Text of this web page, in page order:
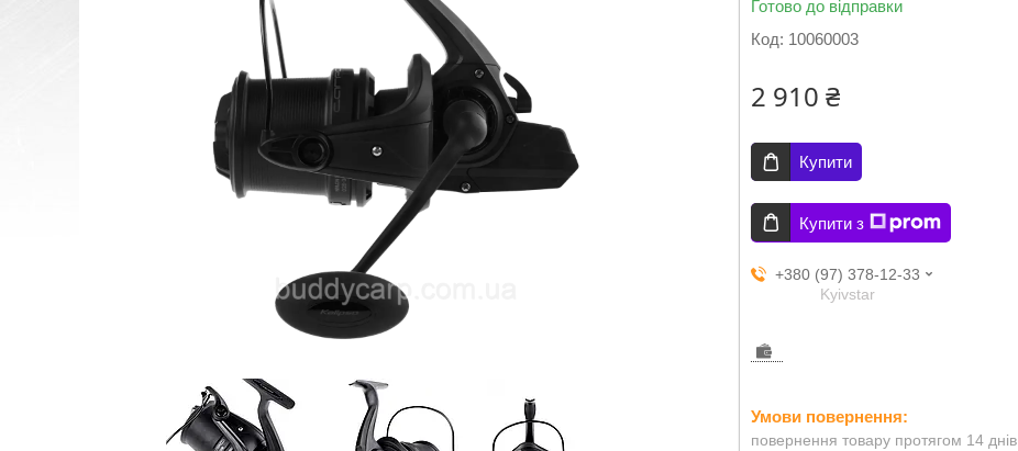
Готово до відправки
Код: 10060003
2 910 ₴
Купити
Купити з
+380 (97) 378-12-33
Kyivstar
повернення товару протягом 14 днів